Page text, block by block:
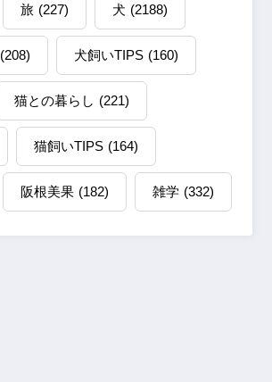
旅 (227) 犬 (2188)
(208) 犬飼いTIPS (160)
猫との暮らし (221)
猫飼いTIPS (164)
阪根美果 (182) 雑学 (332)